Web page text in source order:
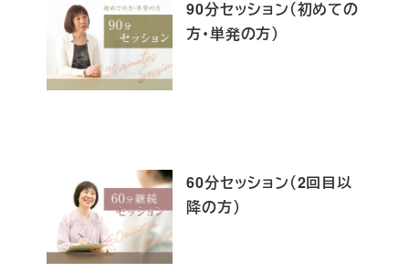
90分セッション（初めての
方・単発の方）
60分セッション（2回目以
降の方）